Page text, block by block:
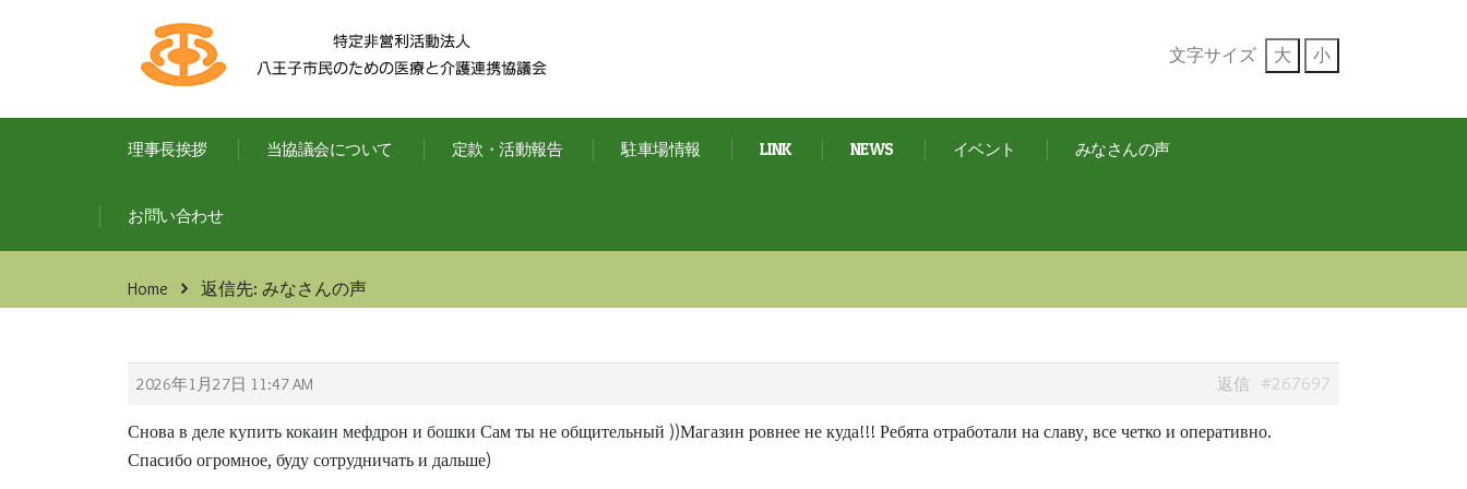
文字サイズ 大 小
理事長挨拶 当協議会について 定款・活動報告 駐車場情報 LINK NEWS イベント みなさんの声
お問い合わせ
Home 返信先: みなさんの声
2026年1月27日 11:47 AM #267697
返信
Снова в деле купить кокаин мефдрон и бошки Сам ты не общительный ))Магазин ровнее не куда!!! Ребята отработали на славу, все четко и оперативно.
Спасибо огромное, буду сотрудничать и дальше)